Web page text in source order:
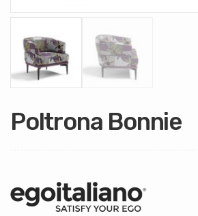
Poltrona Bonnie